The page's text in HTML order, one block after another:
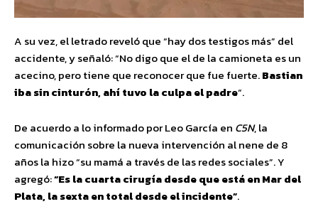
A su vez, el letrado reveló que “hay dos testigos más” del
accidente, y señaló: “No digo que el de la camioneta es un
acecino, pero tiene que reconocer que fue fuerte.Bastian
iba sin cinturón, ahí tuvo la culpa el padre“.
De acuerdo a lo informado por Leo García en C5N, la
comunicación sobre la nueva intervención al nene de 8
años la hizo “su mamá a través de las redes sociales”. Y
agregó:“Es la cuarta cirugía desde que está en Mar del
Plata, la sexta en total desde el incidente”.